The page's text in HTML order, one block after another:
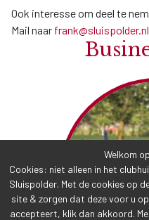
Ook interesse om deel te
Mail naar frank@sluispolder.nl
Welkom
Cookies: niet alleen in het
Sluispolder. Met de cookies op
site & zorgen dat deze voor u
accepteert, klik dan akkoord.